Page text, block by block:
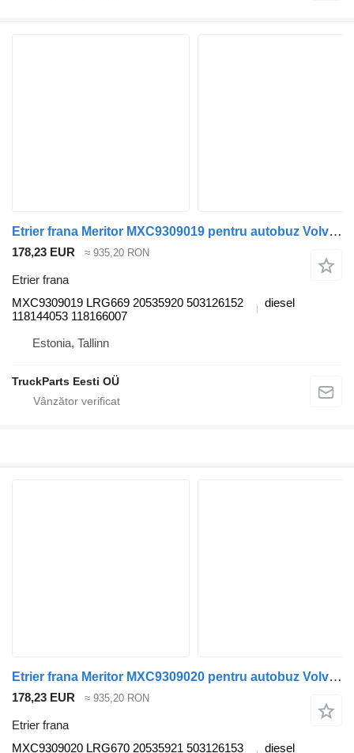
Etrier frana Meritor MXC9309019 pentru autobuz Volvo B6, B7, B9, B10, B12 bus (1978-2011)
178,23 EUR ≈ 935,20 RON
Etrier frana
MXC9309019 LRG669 20535920 503126152
118144053 118166007
diesel
Estonia, Tallinn
TruckParts Eesti OÜ
Etrier frana Meritor MXC9309020 pentru autobuz Volvo B6, B7, B9, B10, B12 bus (1978-2011)
178,23 EUR ≈ 935,20 RON
Etrier frana
MXC9309020 LRG670 20535921 503126153
diesel